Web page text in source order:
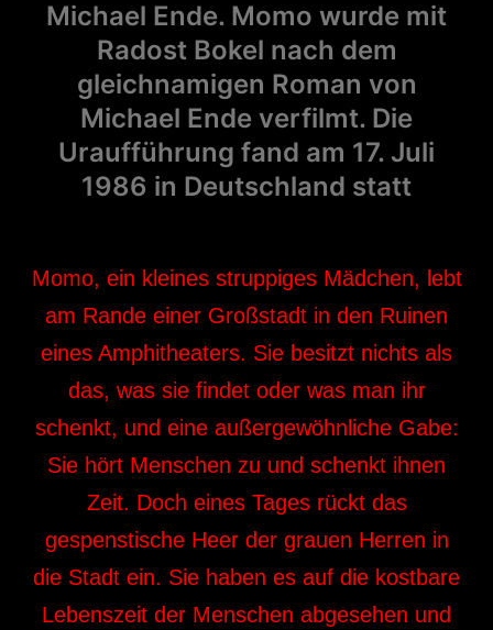
Michael Ende. Momo wurde mit
Radost Bokel nach dem
gleichnamigen Roman von
Michael Ende verfilmt. Die
Uraufführung fand am 17. Juli
1986 in Deutschland statt
Momo, ein kleines struppiges Mädchen, lebt
am Rande einer Großstadt in den Ruinen
eines Amphitheaters. Sie besitzt nichts als
das, was sie findet oder was man ihr
schenkt, und eine außergewöhnliche Gabe:
Sie hört Menschen zu und schenkt ihnen
Zeit. Doch eines Tages rückt das
gespenstische Heer der grauen Herren in
die Stadt ein. Sie haben es auf die kostbare
Lebenszeit der Menschen abgesehen und